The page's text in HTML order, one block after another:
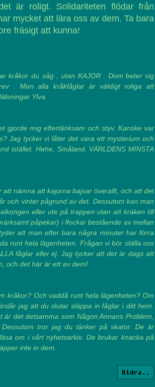
är roligt. Solidariteten flödar från
mycket att lära oss av dem. Ta bara
fräsigt att kunna!
kråkor du såg , utan KAJOR . Dom beter sig
. Men alla kråkfåglar är väldigt roliga att
Ylva.
gjorde mig eftertänksam och styv. Kanske var
Jag tycker vi låter det vara ett mysterium och
istället. Hehe, Småland. VÄRLDENS MINSTA
nämna att kajorna bajsar överallt, och att det
och vinter pågrund av det. Dessutom kan man
eller ute på trappen utan att kräken till
påpekar) i flockar bestående av mellan
att man efter bara några minuter har förra
runt hela lägenheten. Frågan vi bör ställa oss
fåglar eller ej. Jag tycker att det är dags att
och det här är ett av dem!
kråkor? Och vaddå runt hela lägenheten? Om
jag att du slutar släppa in fåglar i ditt hem.
det detsamma som Någon Annans Problem,
tror jag du tänker på skator. De är
om i vårt nyhetsarkiv. De brukar knacka på
inte in dem.
Bidra..